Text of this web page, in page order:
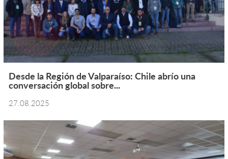
Desde la Región de Valparaíso: Chile abrío una
conversación global sobre...
27.08.2025